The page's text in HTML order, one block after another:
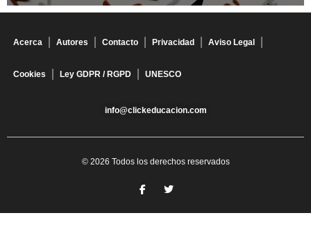
Acerca Autores Contacto Privacidad Aviso Legal
Cookies Ley GDPR / RGPD UNESCO
info@clickeducacion.com
© 2026 Todos los derechos reservados